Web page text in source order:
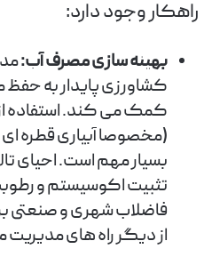
راهکار وجود دارد:
بهینه سازی مصرف آب:
کشاورزی پایدار به حفظ
کمک می کند. استفاده
(مخصوصا آبیاری قطره ای
بسیار مهم است. احیای
تثبیت اکوسیستم و
فاضلاب شهری و صنعتی
از دیگر راه های مدیریت